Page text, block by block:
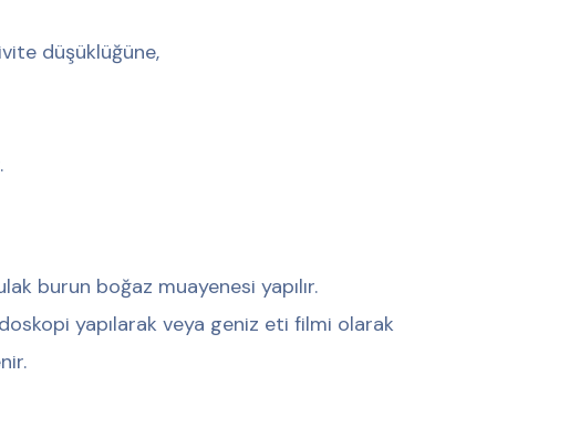
düşüklüğüne,
burun boğaz muayenesi yapılır.
yapılarak veya geniz eti filmi olarak